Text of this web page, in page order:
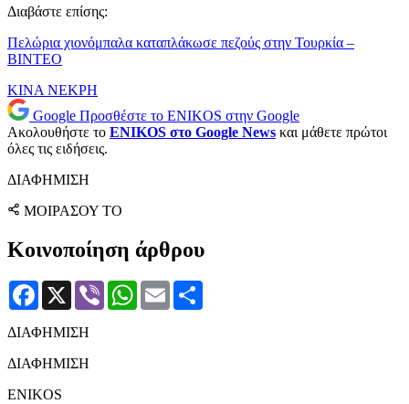
Διαβάστε επίσης:
Πελώρια χιονόμπαλα καταπλάκωσε πεζούς στην Τουρκία –
ΒΙΝΤΕΟ
ΚΙΝΑ ΝΕΚΡΗ
Google Προσθέστε το ENIKOS στην Google
Ακολουθήστε το ENIKOS στο Google News και μάθετε πρώτοι
όλες τις ειδήσεις.
ΔΙΑΦΗΜΙΣΗ
ΜΟΙΡΑΣΟΥ ΤΟ
Κοινοποίηση άρθρου
Facebook
X Viber WhatsApp
Email
ΔΙΑΦΗΜΙΣΗ
ΔΙΑΦΗΜΙΣΗ
ENIKOS